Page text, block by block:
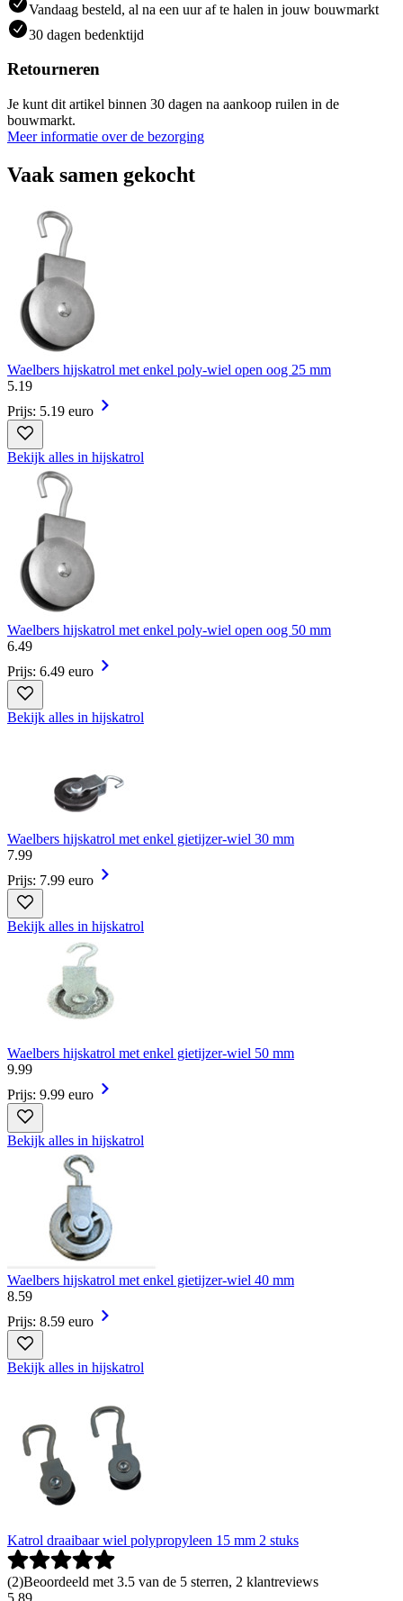
Vandaag besteld, al na een uur af te halen in jouw bouwmarkt
30 dagen bedenktijd
Retourneren
Je kunt dit artikel binnen 30 dagen na aankoop ruilen in de
bouwmarkt.
Meer informatie over de bezorging
Vaak samen gekocht
Waelbers hijskatrol met enkel poly-wiel open oog 25 mm
5.19
Prijs: 5.19 euro
Bekijk alles in hijskatrol
Waelbers hijskatrol met enkel poly-wiel open oog 50 mm
6.49
Prijs: 6.49 euro
Bekijk alles in hijskatrol
Waelbers hijskatrol met enkel gietijzer-wiel 30 mm
7.99
Prijs: 7.99 euro
Bekijk alles in hijskatrol
Waelbers hijskatrol met enkel gietijzer-wiel 50 mm
9.99
Prijs: 9.99 euro
Bekijk alles in hijskatrol
Waelbers hijskatrol met enkel gietijzer-wiel 40 mm
8.59
Prijs: 8.59 euro
Bekijk alles in hijskatrol
Katrol draaibaar wiel polypropyleen 15 mm 2 stuks
(2)Beoordeeld met 3.5 van de 5 sterren, 2 klantreviews
5 89